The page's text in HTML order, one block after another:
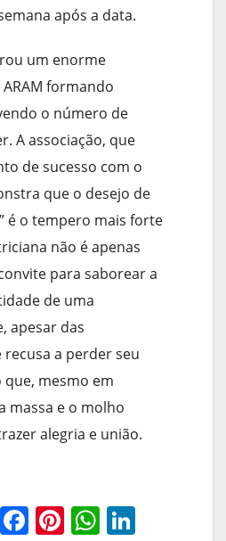
após a data.
um enorme
formando
o número de
A associação, que
de sucesso com o
que o desejo de
é o tempero mais forte
não é apenas
para saborear a
de uma
apesar das
recusa a perder seu
mesmo em
massa e o molho
alegria e união.
Pr F Pi W